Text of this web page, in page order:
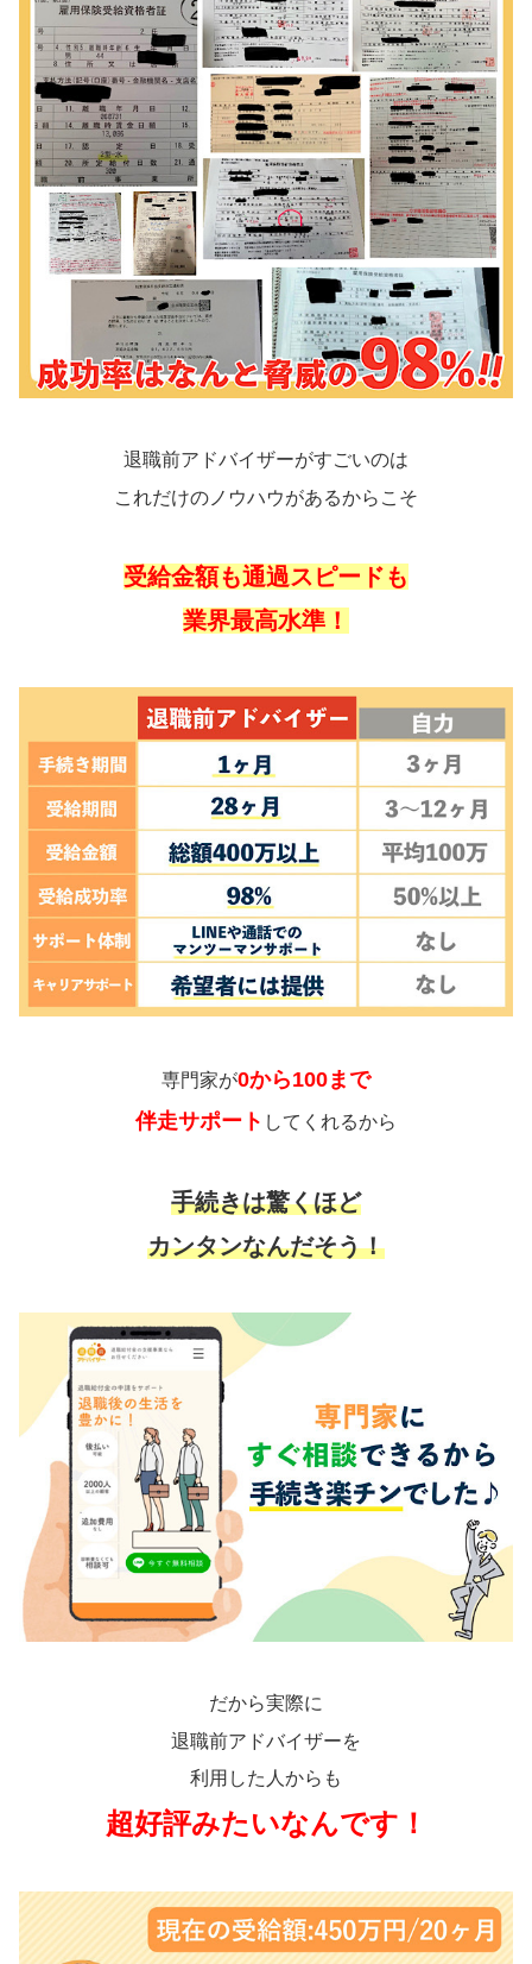
退職前アドバイザーがすごいのは
これだけのノウハウがあるからこそ
受給金額も通過スピードも
業界最高水準！
専門家が0から100まで
伴走サポート してくれるから
手続きは驚くほど
カンタンなんだそう！
だから実際に
退職前アドバイザーを
利用した人からも
超好評みたいなんです！